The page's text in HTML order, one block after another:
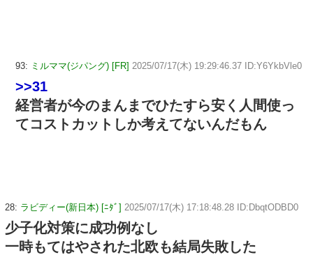
93: ミルママ(ジパング) [FR] 2025/07/17(木) 19:29:46.37 ID:Y6YkbVle0
>>31
経営者が今のまんまでひたすら安く人間使っ
てコストカットしか考えてないんだもん
28: ラビディー(新日本) [ﾆﾀﾞ] 2025/07/17(木) 17:18:48.28 ID:DbqtODBD0
少子化対策に成功例なし
一時もてはやされた北欧も結局失敗した